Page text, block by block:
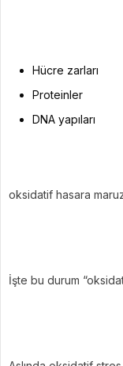
Hücre zarları
Proteinler
DNA yapıları
oksidatif hasara
İşte bu durum